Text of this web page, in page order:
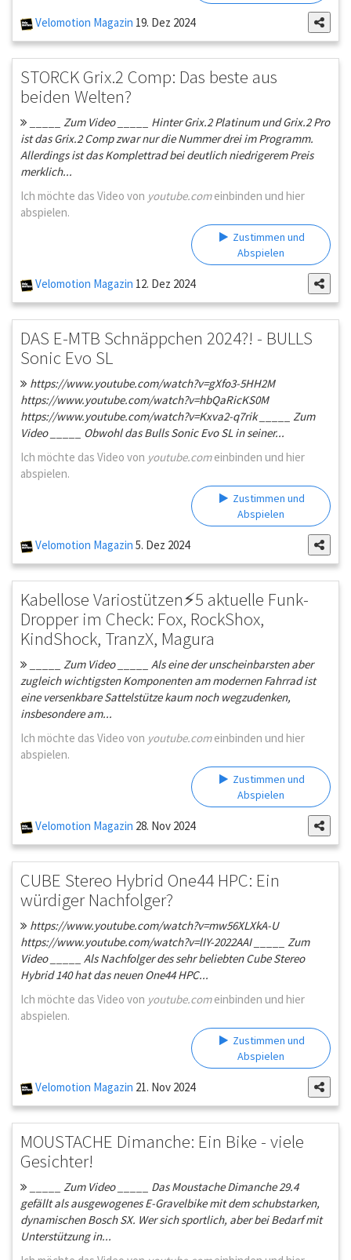
Velomotion Magazin 19. Dez 2024
STORCK Grix.2 Comp: Das beste aus
beiden Welten?
_____ Zum Video _____ Hinter Grix.2 Platinum und Grix.2 Pro
ist das Grix.2 Comp zwar nur die Nummer drei im Programm.
Allerdings ist das Komplettrad bei deutlich niedrigerem Preis
merklich...
Ich möchte das Video von youtube.comeinbinden und hier
abspielen.
Zustimmen und
Abspielen
Velomotion Magazin 12. Dez 2024
DAS E-MTB Schnäppchen 2024?! - BULLS
Sonic Evo SL
https://www.youtube.com/watch?v=gXfo3-5HH2M
https://www.youtube.com/watch?v=hbQaRicKS0M
https://www.youtube.com/watch?v=Kxva2-q7rik _____ Zum
Video _____ Obwohl das Bulls Sonic Evo SL in seiner...
Ich möchte das Video von youtube.comeinbinden und hier
abspielen.
Zustimmen und
Abspielen
Velomotion Magazin 5. Dez 2024
Kabellose Variostützen⚡️5 aktuelle Funk-
Dropper im Check: Fox, RockShox,
KindShock, TranzX, Magura
_____ Zum Video _____ Als eine der unscheinbarsten aber
zugleich wichtigsten Komponenten am modernen Fahrrad ist
eine versenkbare Sattelstütze kaum noch wegzudenken,
insbesondere am...
Ich möchte das Video von youtube.comeinbinden und hier
abspielen.
Zustimmen und
Abspielen
Velomotion Magazin 28. Nov 2024
CUBE Stereo Hybrid One44 HPC: Ein
würdiger Nachfolger?
https://www.youtube.com/watch?v=mw56XLXkA-U
https://www.youtube.com/watch?v=lIY-2022AAI _____ Zum
Video _____ Als Nachfolger des sehr beliebten Cube Stereo
Hybrid 140 hat das neuen One44 HPC...
Ich möchte das Video von youtube.comeinbinden und hier
abspielen.
Zustimmen und
Abspielen
Velomotion Magazin 21. Nov 2024
MOUSTACHE Dimanche: Ein Bike - viele
Gesichter!
_____ Zum Video _____ Das Moustache Dimanche 29.4
gefällt als ausgewogenes E-Gravelbike mit dem schubstarken,
dynamischen Bosch SX. Wer sich sportlich, aber bei Bedarf mit
Unterstützung in...